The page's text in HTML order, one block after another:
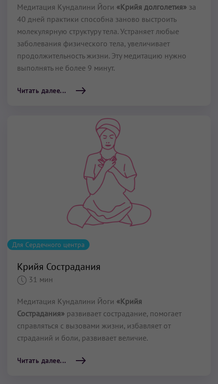
Медитация Кундалини Йоги «Крийя долголетия» за
40 дней практики способна заново выстроить
молекулярную структуру тела. Устраняет любые
заболевания физического тела, увеличивает
продолжительность жизни. Эту медитацию нужно
выполнять не более 9 минут.
Читать далее...
Для Сердечного центра
Крийя Сострадания
31 мин
Медитация Кундалини Йоги «Крийя
Сострадания» развивает сострадание, помогает
справляться с вызовами жизни, избавляет от
страданий и боли, развивает величие.
Читать далее...